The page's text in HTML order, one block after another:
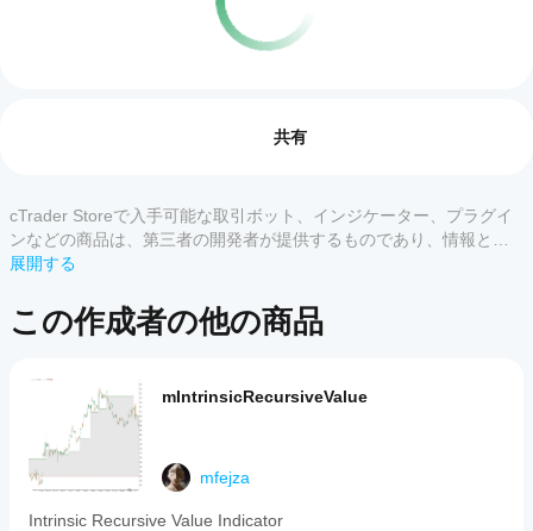
カスタマーレビュー
すべて
この
商品
まだ
があ
りま
せ
ん。
を開
始す
るに
うす
れば
です
インジ
ケータ
ンスト
ールし
Storeの
インジ
ケータ
ーをサ
共有
cTrader Storeで入手可能な取引ボット、インジケーター、プラグイ
ンなどの商品は、第三者の開発者が提供するものであり、情報と技
術の取得のみを目的としてご利用いただけます。cTrader Storeはブ
パフォーマンスを保証することもありません。
展開する
この作成者の他の商品
mIntrinsicRecursiveValue
mfejza
Intrinsic Recursive Value Indicator